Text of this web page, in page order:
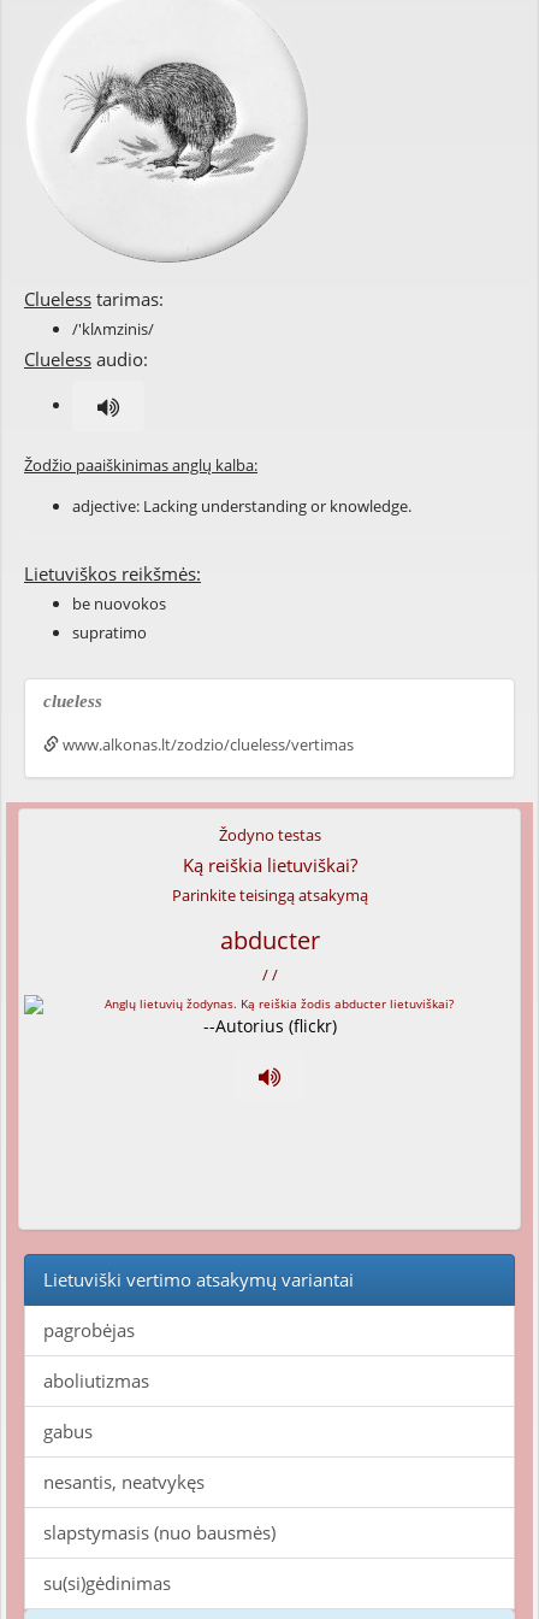
Clueless tarimas:
/'klʌmzinis/
Clueless audio:
Žodžio paaiškinimas anglų kalba:
adjective: Lacking understanding or knowledge.
Lietuviškos reikšmės:
be nuovokos
supratimo
clueless
www.alkonas.lt/zodzio/clueless/vertimas
Žodyno testas
Ką reiškia lietuviškai?
Parinkite teisingą atsakymą
abducter
/ /
--Autorius (flickr)
Lietuviški vertimo atsakymų variantai
pagrobėjas
aboliutizmas
gabus
nesantis, neatvykęs
slapstymasis (nuo bausmės)
su(si)gėdinimas